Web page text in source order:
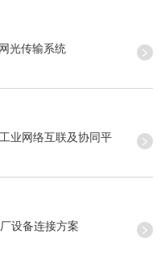
光传输系统
业网络互联及协同平
设备连接方案